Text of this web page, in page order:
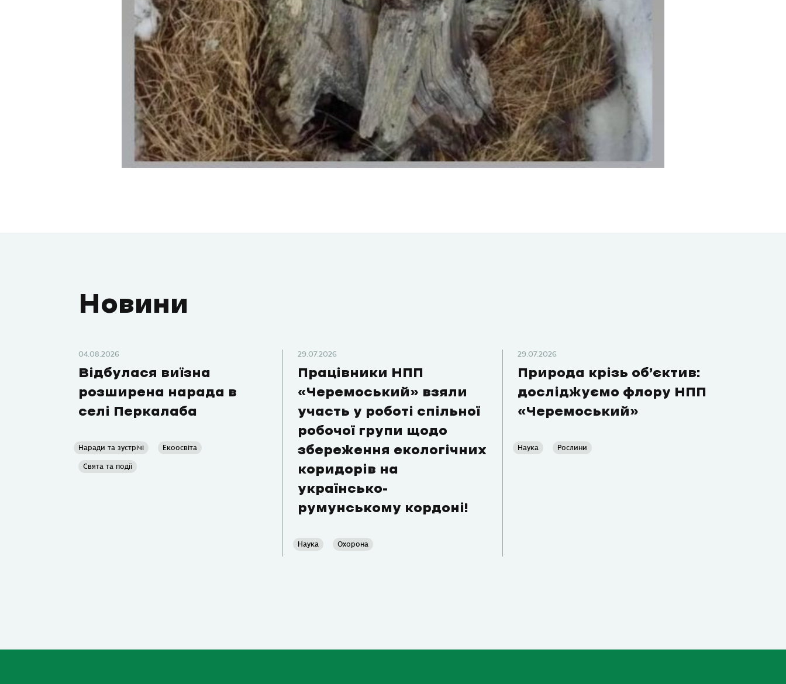
Новини
04.08.2026
Відбулася виїзна
розширена нарада в
селі Перкалаба
Наради та зустрічі Екоосвіта
Свята та події
29.07.2026
Працівники НПП
«Черемоський» взяли
участь у роботі спільної
робочої групи щодо
збереження екологічних
коридорів на
українсько-
румунському кордоні!
Наука Охорона
29.07.2026
Природа крізь об’єктив:
досліджуємо флору НПП
«Черемоський»
Наука Рослини